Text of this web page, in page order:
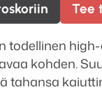
Tee
todellinen
kohden.
tahansa